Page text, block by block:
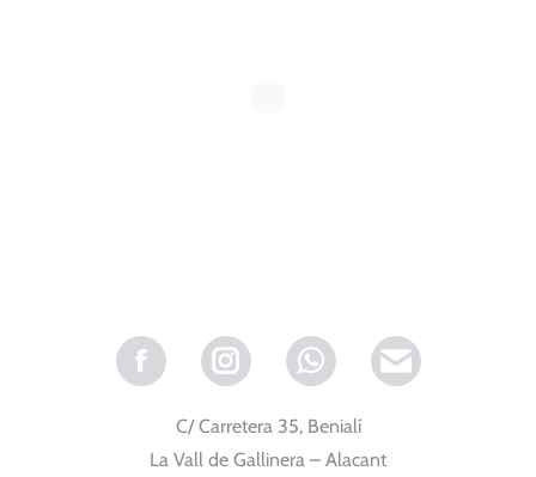
FacebookInstagramWhatsapp
C/ Carretera 35, Benialí
La Vall de Gallinera – Alacant